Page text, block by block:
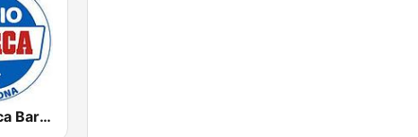
Radio Marca Barcelona